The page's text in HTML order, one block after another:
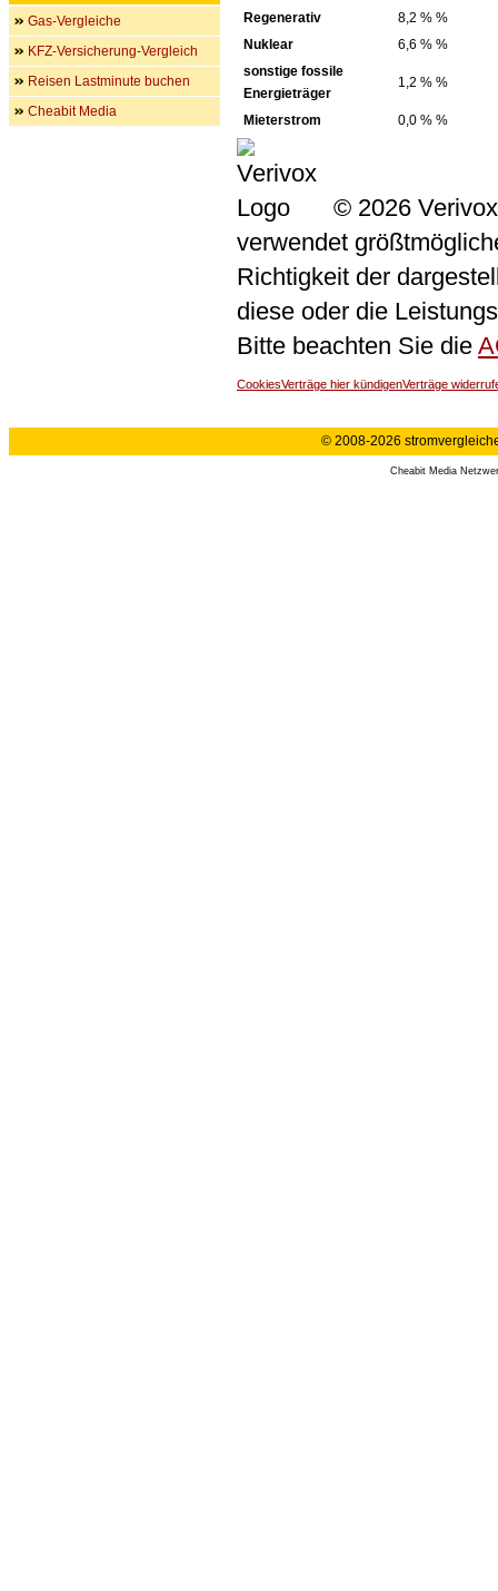
Regenerativ
8,2 % %
Nuklear
6,6 % %
sonstige fossile
Energieträger
1,2 % %
Mieterstrom 0,0 % %
© 2026
verwendet
Richtigkeit der
diese oder die
Bitte beachten Sie die
CookiesVerträge hier kündigenVerträge
Gas-Vergleiche
KFZ-Versicherung-Vergleich
Reisen Lastminute buchen
Cheabit Media
© 2008-2026
Cheabit Media